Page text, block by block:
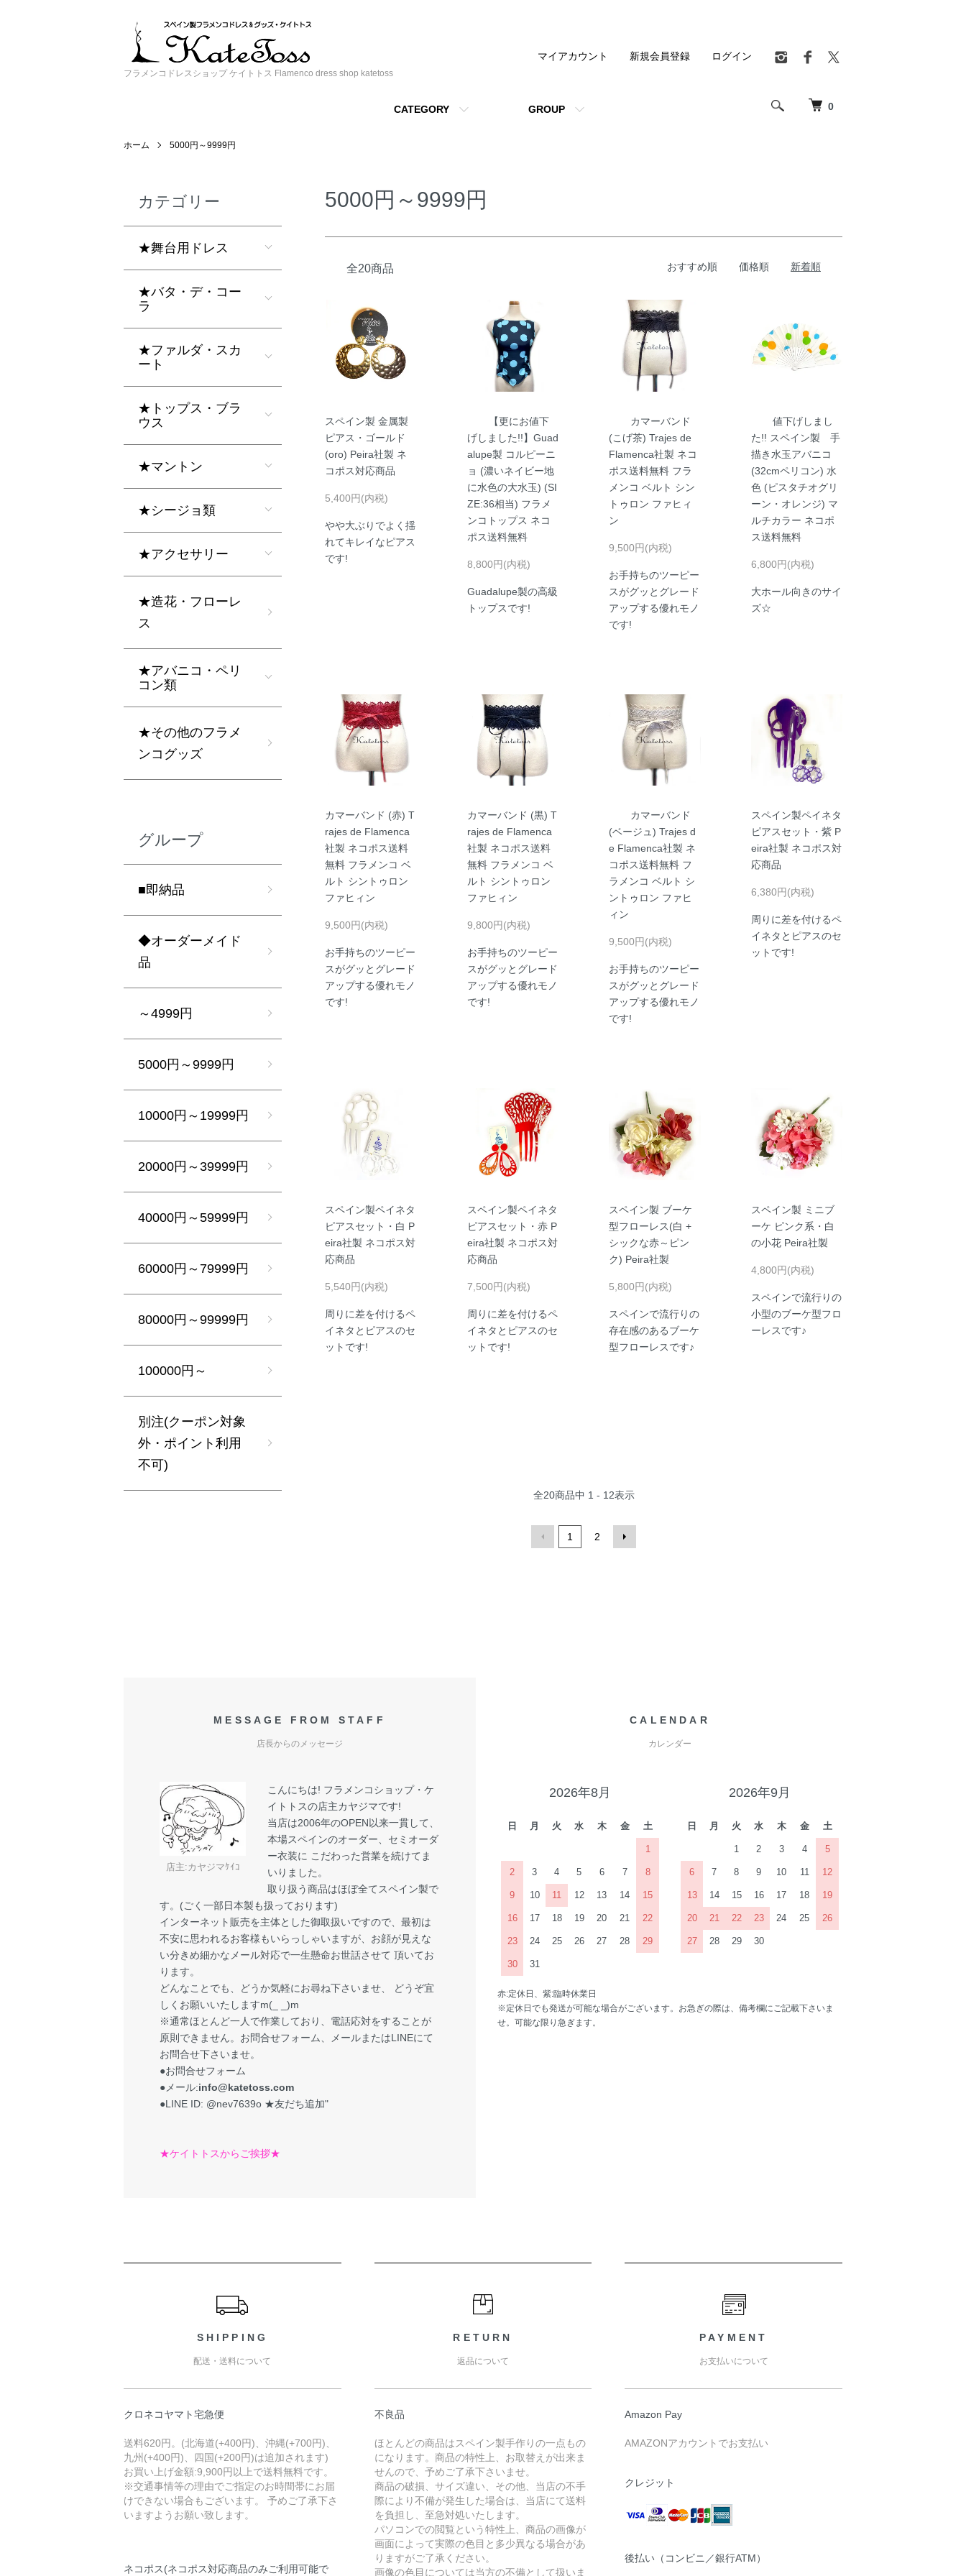
フラメンコドレスショップ ケイトトス Flamenco dress shop katetoss
0
CATEGORY GROUP
マイアカウント 新規会員登録 ログイン
ホーム 5000円～9999円
5000円～9999円
全20商品 おすすめ順 価格順 新着順
スペイン製 金属製
ピアス・ゴールド
(oro) Peira社製 ネ
コポス対応商品
5,400円(内税)
やや大ぶりでよく揺
れてキレイなピアス
です!
【更にお値下
げしました!!】Guad
alupe製 コルピーニ
ョ (濃いネイビー地
に水色の大水玉) (SI
ZE:36相当) フラメ
ンコトップス ネコ
ポス送料無料
8,800円(内税)
Guadalupe製の高級
トップスです!
カマーバンド
(こげ茶) Trajes de
Flamenca社製 ネコ
ポス送料無料 フラ
メンコ ベルト シン
トゥロン ファヒィ
ン
9,500円(内税)
お手持ちのツーピー
スがグッとグレード
アップする優れモノ
です!
値下げしまし
た!! スペイン製 手
描き水玉アバニコ
(32cmペリコン) 水
色 (ピスタチオグリ
ーン・オレンジ) マ
ルチカラー ネコポ
ス送料無料
6,800円(内税)
大ホール向きのサイ
ズ☆
カマーバンド (赤) T
rajes de Flamenca
社製 ネコポス送料
無料 フラメンコ ベ
ルト シントゥロン
ファヒィン
9,500円(内税)
お手持ちのツーピー
スがグッとグレード
アップする優れモノ
です!
カマーバンド (黒) T
rajes de Flamenca
社製 ネコポス送料
無料 フラメンコ ベ
ルト シントゥロン
ファヒィン
9,800円(内税)
お手持ちのツーピー
スがグッとグレード
アップする優れモノ
です!
カマーバンド
(ベージュ) Trajes d
e Flamenca社製 ネ
コポス送料無料 フ
ラメンコ ベルト シ
ントゥロン ファヒ
ィン
9,500円(内税)
お手持ちのツーピー
スがグッとグレード
アップする優れモノ
です!
スペイン製ペイネタ
ピアスセット・紫 P
eira社製 ネコポス対
応商品
6,380円(内税)
周りに差を付けるペ
イネタとピアスのセ
ットです!
スペイン製ペイネタ
ピアスセット・白 P
eira社製 ネコポス対
応商品
5,540円(内税)
周りに差を付けるペ
イネタとピアスのセ
ットです!
スペイン製ペイネタ
ピアスセット・赤 P
eira社製 ネコポス対
応商品
7,500円(内税)
周りに差を付けるペ
イネタとピアスのセ
ットです!
スペイン製 ブーケ
型フローレス(白 +
シックな赤～ピン
ク) Peira社製
5,800円(内税)
スペインで流行りの
存在感のあるブーケ
型フローレスです♪
スペイン製 ミニブ
ーケ ピンク系・白
の小花 Peira社製
4,800円(内税)
スペインで流行りの
小型のブーケ型フロ
ーレスです♪
全20商品中 1 - 12表示
1 2
カテゴリー
★舞台用ドレス
★バタ・デ・コー
ラ
★ファルダ・スカ
ート
★トップス・ブラ
ウス
★マントン
★シージョ類
★アクセサリー
★造花・フローレ
ス
★アバニコ・ペリ
コン類
★その他のフラメ
ンコグッズ
グループ
■即納品
◆オーダーメイド
品
～4999円
5000円～9999円
10000円～19999円
20000円～39999円
40000円～59999円
60000円～79999円
80000円～99999円
100000円～
別注(クーポン対象
外・ポイント利用
不可)
MESSAGE FROM STAFF
店長からのメッセージ
店主:カヤジマｹｲｺ
こんにちは! フラメンコショップ・ケ
イトトスの店主カヤジマです!
当店は2006年のOPEN以来一貫して、
本場スペインのオーダー、セミオーダ
ー衣装に こだわった営業を続けてま
いりました。
取り扱う商品はほぼ全てスペイン製で
す。(ごく一部日本製も扱っております)
インターネット販売を主体とした御取扱いですので、最初は
不安に思われるお客様もいらっしゃいますが、お顔が見えな
い分きめ細かなメール対応で一生懸命お世話させて 頂いてお
ります。
どんなことでも、どうか気軽にお尋ね下さいませ、 どうぞ宜
しくお願いいたしますm(_ _)m
※通常ほとんど一人で作業しており、電話応対をすることが
原則できません。お問合せフォーム、メールまたはLINEにて
お問合せ下さいませ。
●お問合せフォーム
●メール:info@katetoss.com
●LINE ID: @nev7639o ★友だち追加"
★ケイトトスからご挨拶★
CALENDAR
カレンダー
2026年8月
日 月 火 水 木 金 土
1
2 3 4 5 6 7 8
9 10 11 12 13 14 15
16 17 18 19 20 21 22
23 24 25 26 27 28 29
30 31
2026年9月
日 月 火 水 木 金 土
1 2 3 4 5
6 7 8 9 10 11 12
13 14 15 16 17 18 19
20 21 22 23 24 25 26
27 28 29 30
赤:定休日、紫:臨時休業日
※定休日でも発送が可能な場合がございます。お急ぎの際は、備考欄にご記載下さいま
せ。可能な限り急ぎます。
SHIPPING
配送・送料について
クロネコヤマト宅急便
送料620円。(北海道(+400円)、沖縄(+700円)、
九州(+400円)、四国(+200円)は追加されます)
お買い上げ金額:9,900円以上で送料無料です。
※交通事情等の理由でご指定のお時間帯にお届
けできない場合もございます。 予めご了承下さ
いますようお願い致します。
ネコポス(ネコポス対応商品のみご利用可能で
RETURN
返品について
不良品
ほとんどの商品はスペイン製手作りの一点もの
になります。商品の特性上、お取替えが出来ま
せんので、予めご了承下さいませ。
商品の破損、サイズ違い、その他、当店の不手
際により不備が発生した場合は、当店にて送料
を負担し、至急対処いたします。
パソコンでの閲覧という特性上、商品の画像が
画面によって実際の色目と多少異なる場合があ
りますがご了承ください。
画像の色目については当方の不備として扱いま
PAYMENT
お支払いについて
Amazon Pay
AMAZONアカウントでお支払い
クレジット
後払い（コンビニ／銀行ATM）